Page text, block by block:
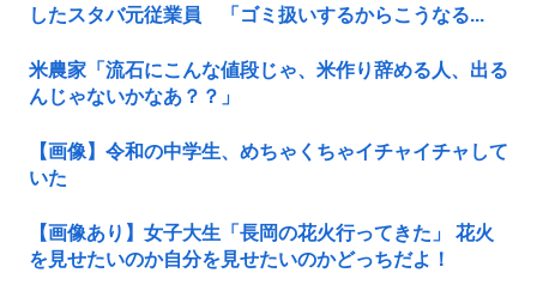
したスタバ元従業員 「ゴミ扱いするからこうなる...
米農家「流石にこんな値段じゃ、米作り辞める人、出る
んじゃないかなあ？？」
【画像】令和の中学生、めちゃくちゃイチャイチャして
いた
【画像あり】女子大生「長岡の花火行ってきた」 花火
を見せたいのか自分を見せたいのかどっちだよ！